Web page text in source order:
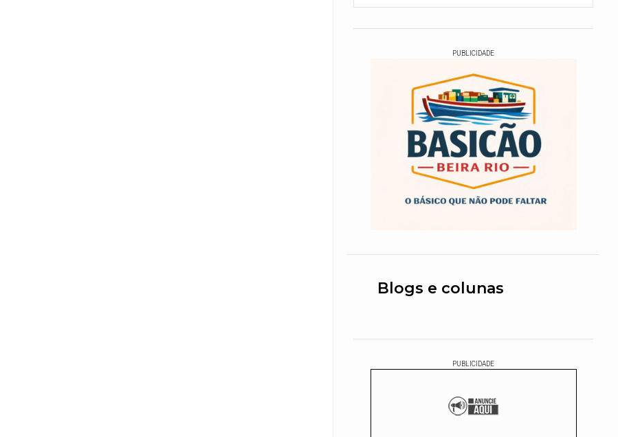
PUBLICIDADE
Blogs e colunas
PUBLICIDADE